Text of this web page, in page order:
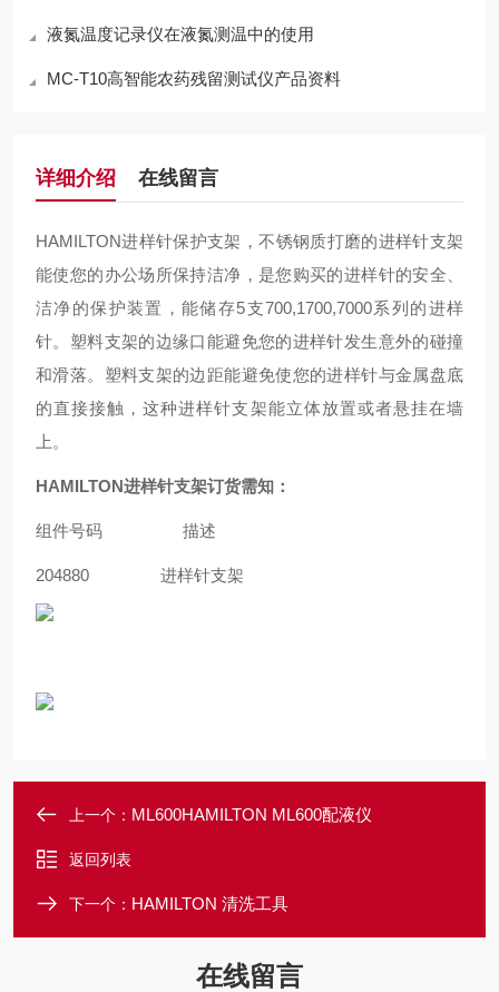
液氮温度记录仪在液氮测温中的使用
MC-T10高智能农药残留测试仪产品资料
详细介绍 在线留言
HAMILTON进样针保护支架，不锈钢质打磨的进样针支架
能使您的办公场所保持洁净，是您购买的进样针的安全、
洁净的保护装置，能储存5支700,1700,7000系列的进样
针。塑料支架的边缘口能避免您的进样针发生意外的碰撞
和滑落。塑料支架的边距能避免使您的进样针与金属盘底
的直接接触，这种进样针支架能立体放置或者悬挂在墙
上。
HAMILTON进样针支架订货需知：
组件号码 描述
204880 进样针支架
上一个： ML600HAMILTON ML600配液仪
返回列表
下一个： HAMILTON 清洗工具
在线留言